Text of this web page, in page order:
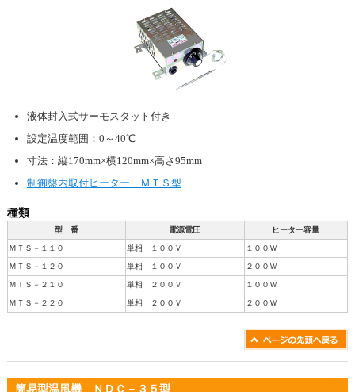
液体封入式サーモスタット付き
設定温度範囲：0～40℃
寸法：縦170mm×横120mm×高さ95mm
制御盤内取付ヒーター ＭＴＳ型
種類
型 番 電源電圧 ヒーター容量
ＭＴＳ－１１０ 単相 １００Ｖ １００Ｗ
ＭＴＳ－１２０ 単相 １００Ｖ ２００Ｗ
ＭＴＳ－２１０ 単相 ２００Ｖ １００Ｗ
ＭＴＳ－２２０ 単相 ２００Ｖ ２００Ｗ
簡易型温風機 ＮＤＣ－３５型